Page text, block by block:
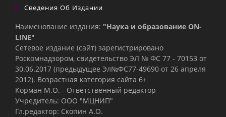
Сведения Об Издании
Наименование издания: "Наука и образование ON-
LINE"
Сетевое издание (сайт) зарегистрировано
Роскомнадзором, свидетельство ЭЛ № ФС 77 - 70153 от
30.06.2017 (предыдущее Эл№ФC77-49690 от 26 апреля
2012). Возрастная категория сайта 6+
Корман М.О. - Ответственный редактор
Учредитель: ООО "МЦНИП"
Гл.редактор: Скопин А.О.